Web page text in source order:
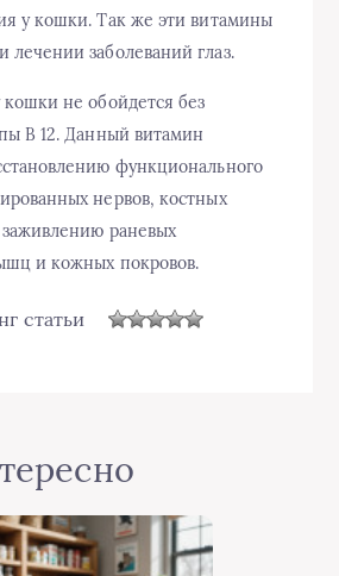
у кошки. Так же эти витамины
лечении заболеваний глаз.
не обойдется без
В 12. Данный витамин
функционального
нервов, костных
раневых
и кожных покровов.
статьи